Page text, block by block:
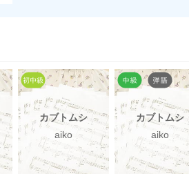
カブトムシ
aiko
カブトムシ
aiko